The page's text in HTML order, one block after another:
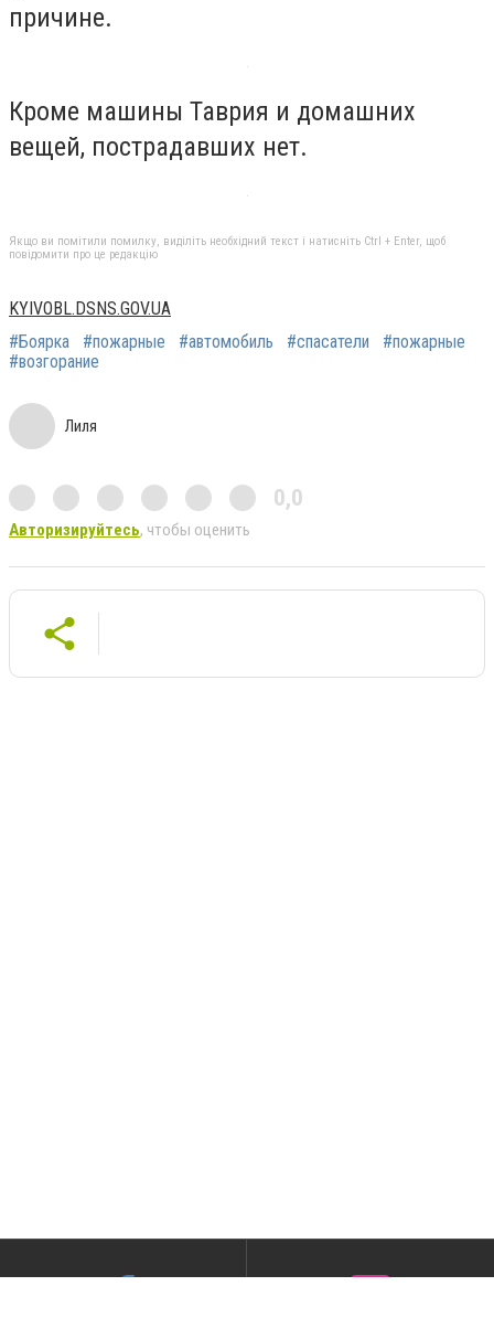
причине.
Кроме машины Таврия и домашних
вещей, пострадавших нет.
Якщо ви помітили помилку, виділіть необхідний текст і натисніть Ctrl + Enter, щоб
повідомити про це редакцію
KYIVOBL.DSNS.GOV.UA
#Боярка
#пожарные #автомобиль #спасатели
#пожарные
#возгорание
Лиля
0,0
Авторизируйтесь, чтобы оценить